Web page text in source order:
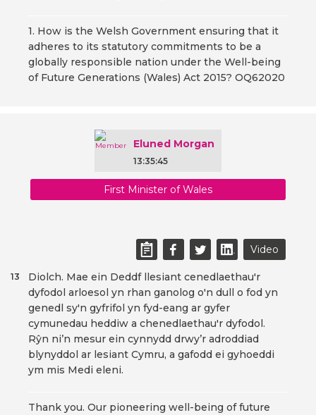
1. How is the Welsh Government ensuring that it
adheres to its statutory commitments to be a
globally responsible nation under the Well-being
of Future Generations (Wales) Act 2015? OQ62020
Eluned Morgan
13:35:45
First Minister of Wales
Video
Diolch. Mae ein Deddf llesiant cenedlaethau'r
dyfodol arloesol yn rhan ganolog o'n dull o fod yn
genedl sy'n gyfrifol yn fyd-eang ar gyfer
cymunedau heddiw a chenedlaethau'r dyfodol.
Rŷn ni’n mesur ein cynnydd drwy’r adroddiad
blynyddol ar lesiant Cymru, a gafodd ei gyhoeddi
ym mis Medi eleni.
13
Thank you. Our pioneering well-being of future